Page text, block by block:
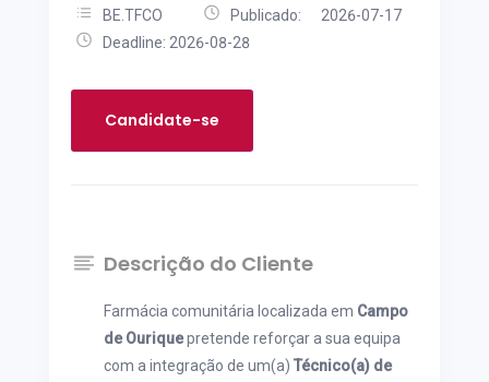
BE.TFCO
Publicado: 2026-07-17
Deadline: 2026-08-28
Candidate-se
Descrição do Cliente
Farmácia comunitária localizada em Campo
de Ouriquepretende reforçar a sua equipa
com a integração de um(a) Técnico(a) de